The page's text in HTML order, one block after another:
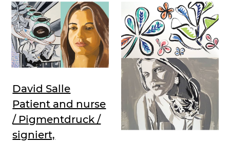
David Salle
Patient and nurse
/ Pigmentdruck /
signiert,